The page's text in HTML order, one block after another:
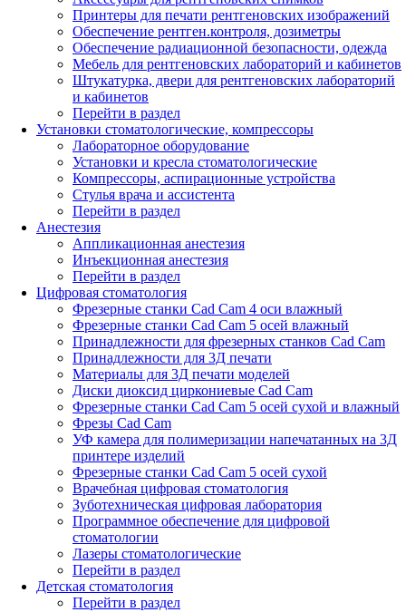
Принтеры для печати рентгеновских изображений
Обеспечение рентген.контроля, дозиметры
Обеспечение радиационной безопасности, одежда
Мебель для рентгеновских лабораторий и кабинетов
Штукатурка, двери для рентгеновских лабораторий
и кабинетов
Перейти в раздел
Установки стоматологические, компрессоры
Лабораторное оборудование
Установки и кресла стоматологические
Компрессоры, аспирационные устройства
Стулья врача и ассистента
Перейти в раздел
Анестезия
Аппликационная анестезия
Инъекционная анестезия
Перейти в раздел
Цифровая стоматология
Фрезерные станки Cad Cam 4 оси влажный
Фрезерные станки Cad Cam 5 осей влажный
Принадлежности для фрезерных станков Cad Cam
Принадлежности для 3Д печати
Материалы для 3Д печати моделей
Диски диоксид циркониевые Cad Cam
Фрезерные станки Cad Cam 5 осей сухой и влажный
Фрезы Cad Cam
УФ камера для полимеризации напечатанных на 3Д
принтере изделий
Фрезерные станки Cad Cam 5 осей сухой
Врачебная цифровая стоматология
Зуботехническая цифровая лаборатория
Программное обеспечение для цифровой
стоматологии
Лазеры стоматологические
Перейти в раздел
Детская стоматология
Перейти в раздел